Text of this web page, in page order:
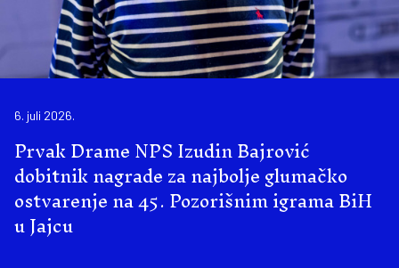
6. juli 2026.
Prvak Drame NPS Izudin Bajrović
dobitnik nagrade za najbolje glumačko
ostvarenje na 45. Pozorišnim igrama BiH
u Jajcu